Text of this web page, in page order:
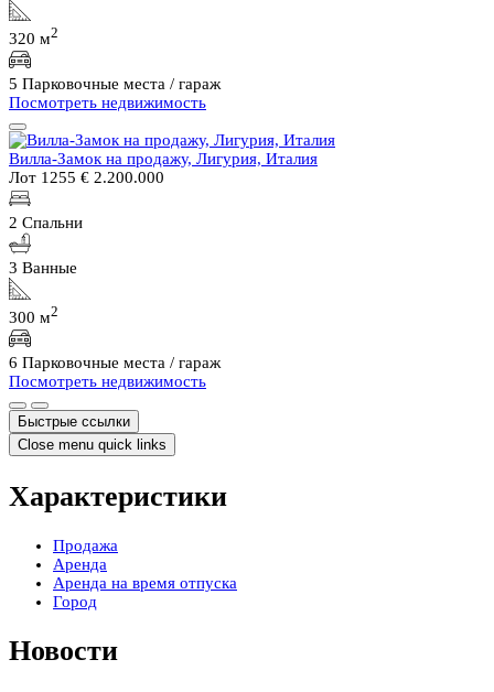
320 м2
5 Парковочные места / гараж
Посмотреть недвижимость
Вилла-Замок на продажу, Лигурия, Италия
Лот 1255 € 2.200.000
2 Спальни
3 Ванные
300 м2
6 Парковочные места / гараж
Посмотреть недвижимость
Быстрые ссылки
Close menu quick links
Характеристики
Продажа
Аренда
Аренда на время отпуска
Город
Новости